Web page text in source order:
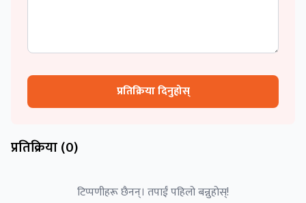
प्रतिक्रिया दिनुहोस्
प्रतिक्रिया (0)
टिप्पणीहरू छैनन्। तपाईं पहिलो बन्नुहोस्!